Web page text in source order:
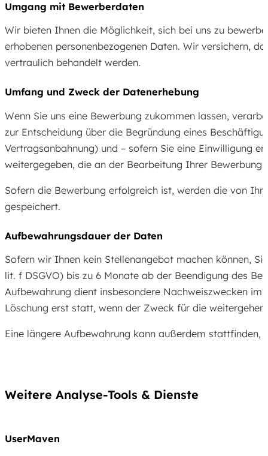
Umgang mit Bewerberdaten
Wir bieten Ihnen die Möglichkeit, sich bei uns zu
erhobenen personenbezogenen Daten. Wir versichern,
vertraulich behandelt werden.
Umfang und Zweck der Datenerhebung
Wenn Sie uns eine Bewerbung zukommen lassen,
zur Entscheidung über die Begründung eines
Vertragsanbahnung) und – sofern Sie eine Einwilligung
weitergegeben, die an der Bearbeitung Ihrer Bewerbung
Sofern die Bewerbung erfolgreich ist, werden die von
gespeichert.
Aufbewahrungsdauer der Daten
Sofern wir Ihnen kein Stellenangebot machen können,
lit. f DSGVO) bis zu 6 Monate ab der Beendigung des
Aufbewahrung dient insbesondere Nachweiszwecken
Löschung erst statt, wenn der Zweck für die
Eine längere Aufbewahrung kann außerdem stattfinden,
Weitere Analyse-Tools & Dienste
UserMaven